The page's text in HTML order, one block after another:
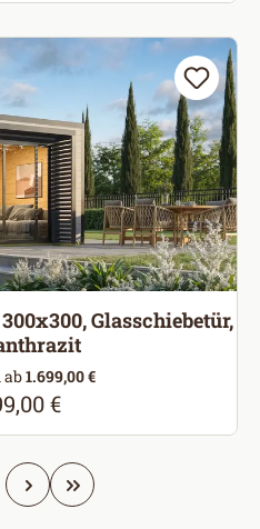
Glasschiebetür,
1.699,00 €
Preis:
€